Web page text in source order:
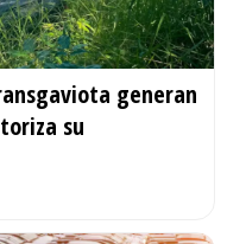
generan
su